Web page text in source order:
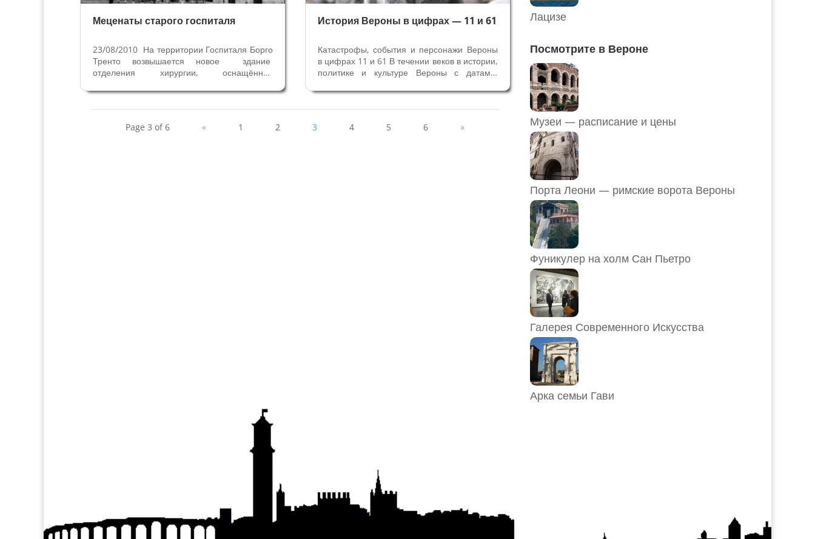
Меценаты старого госпиталя
23/08/2010 На территории Госпиталя Борго
Тренто возвышается новое здание
отделения хирургии, оснащённое
с ним находится первое здание,
построенное для госпиталя Борго Тренто,
предназначеное когда-то...
История Вероны в цифрах — 11 и 61
Катастрофы, события и персонажи Вероны
в цифрах 11 и 61 В течении веков в истории,
политике и культуре Вероны с датами,
многие важные события и знаменитые
персонажи города: прежде всего Кангранде
Page 3 of 6 « 1 2 3 4 5 6 »
Лацизе
Посмотрите в Вероне
Музеи — расписание и цены
Порта Леони — римские ворота Вероны
Фуникулер на холм Сан Пьетро
Галерея Современного Искусства
Арка семьи Гави